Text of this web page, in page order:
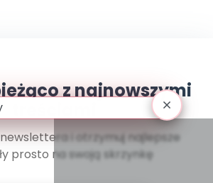
z najnowszymi
newslettera i otrzymuj najlepsze
prosto na swoją skrzynkę